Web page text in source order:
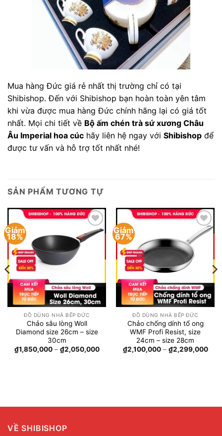
Mua hàng Đức giá rẻ nhất thị trường chỉ có tại
Shibishop. Đến với Shibishop bạn hoàn toàn yên tâm
khi vừa được mua hàng Đức chính hãng lại có giá tốt
nhất. Mọi chi tiết về Bộ ấm chén trà sứ xương Châu
Âu Imperial hoa cúc hãy liên hệ ngay với Shibishop để
được tư vấn và hỗ trợ tốt nhất nhé!
SẢN PHẨM TƯƠNG TỰ
Giảm
18%
Add to
wishlist
ĐỒ DÙNG NHÀ BẾP ĐỨC
Chảo sâu lòng Woll
Diamond size 26cm – size
30cm
₫1,850,000 – ₫2,050,000Khoảng
Giảm
67%
Add to
wishlist
ĐỒ DÙNG NHÀ BẾP ĐỨC
Chảo chống dính tổ ong
WMF Profi Resist, size
24cm – size 28cm
₫2,100,000 – ₫2,299,000
VỀ SHIBISHOP